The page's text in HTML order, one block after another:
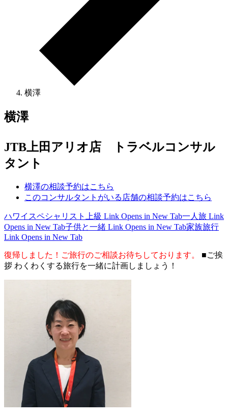
横澤
横澤
JTB上田アリオ店 トラベルコンサル
タント
横澤の相談予約はこちら
このコンサルタントがいる店舗の相談予約はこちら
ハワイスペシャリスト上級 Link Opens in New Tab一人旅 Link
Opens in New Tab子供と一緒 Link Opens in New Tab家族旅行
Link Opens in New Tab
復帰しました！ご旅行のご相談お待ちしております。
■ご挨
拶 わくわくする旅行を一緒に計画しましょう！